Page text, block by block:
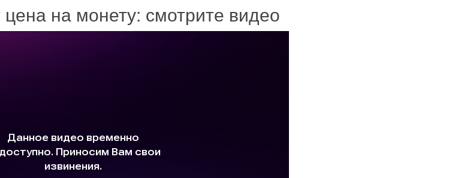
цена на монету: смотрите видео